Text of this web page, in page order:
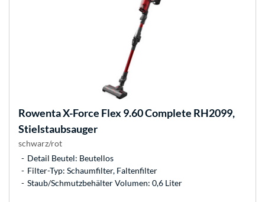
RowentaX-Force Flex 9.60 Complete RH2099,
Stielstaubsauger
schwarz/rot
Detail Beutel: Beutellos
Filter-Typ: Schaumfilter, Faltenfilter
Staub/Schmutzbehälter Volumen: 0,6 Liter